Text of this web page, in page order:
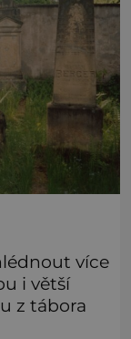
více
i větší
z tábora